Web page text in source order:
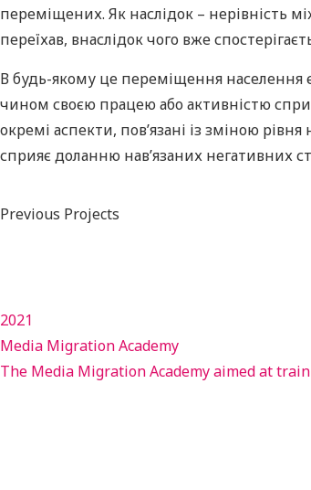
переміщених. Як наслідок – нерівність
переїхав, внаслідок чого вже
В будь-якому це переміщення населення
чином своєю працею або активністю
окремі аспекти, пов’язані із зміною
сприяє доланню нав’язаних негативних
Previous Projects
2021
Media Migration Academy
The Media Migration Academy aimed at